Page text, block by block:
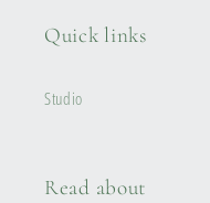
Quick links
Studio
Read about